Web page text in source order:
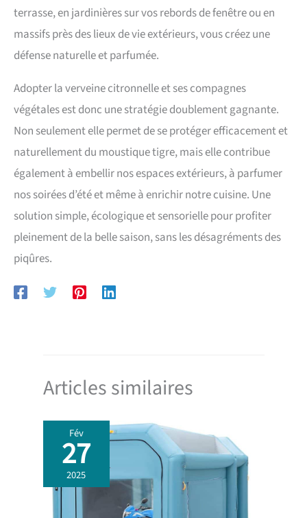
terrasse, en jardinières sur vos rebords de fenêtre ou en
massifs près des lieux de vie extérieurs, vous créez une
défense naturelle et parfumée.
Adopter la verveine citronnelle et ses compagnes
végétales est donc une stratégie doublement gagnante.
Non seulement elle permet de se protéger efficacement et
naturellement du moustique tigre, mais elle contribue
également à embellir nos espaces extérieurs, à parfumer
nos soirées d’été et même à enrichir notre cuisine. Une
solution simple, écologique et sensorielle pour profiter
pleinement de la belle saison, sans les désagréments des
piqûres.
Articles similaires
Fév
27
2025